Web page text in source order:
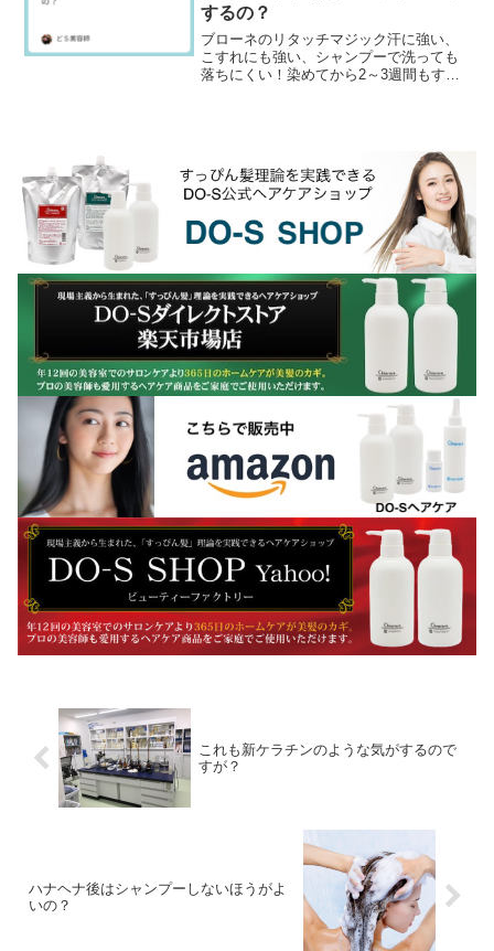
するの？
ブローネのリタッチマジック汗に強い、
こすれにも強い、シャンプーで洗っても
落ちにくい！染めてから2～3週間もする
これも新ケラチンのような気がするので
すが？
ハナヘナ後はシャンプーしないほうがよ
いの？